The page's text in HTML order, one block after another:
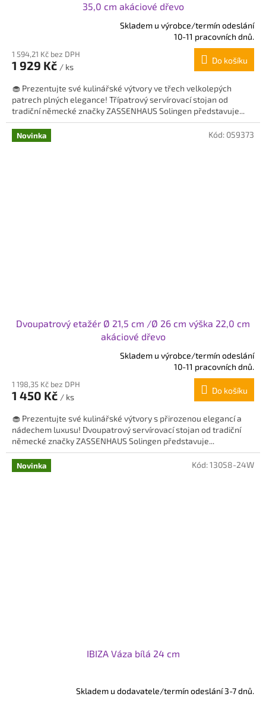
35,0 cm akáciové dřevo
produktu
je
z
5
hvězdiček.
Skladem u výrobce/termín odeslání
10-11 pracovních dnů.
1 594,21 Kč bez DPH
1 929 Kč / ks
Do košíku
🧁 Prezentujte své kulinářské výtvory ve třech velkolepých
patrech plných elegance! Třípatrový servírovací stojan od
tradiční německé značky ZASSENHAUS Solingen představuje...
Novinka
Dvoupatrový etažér Ø 21,5 cm /Ø 26 cm výška 22,0 cm
akáciové dřevo
produktu
je
z
5
hvězdiček.
Skladem u výrobce/termín odeslání
10-11 pracovních dnů.
1 198,35 Kč bez DPH
1 450 Kč / ks
Do košíku
🧁 Prezentujte své kulinářské výtvory s přirozenou elegancí a
nádechem luxusu! Dvoupatrový servírovací stojan od tradiční
německé značky ZASSENHAUS Solingen představuje...
Kód: 059373
Novinka
IBIZA Váza bílá 24 cm
Skladem u dodavatele/termín odeslání 3-7 dnů.
Kód:13058-24W